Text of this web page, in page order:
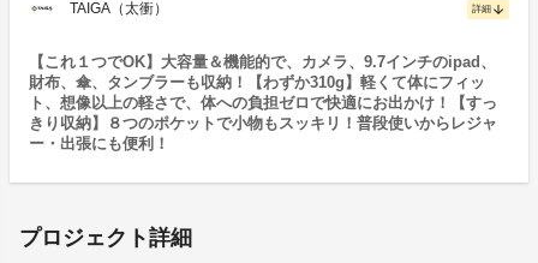
TAIGA（太衝） 詳細 arrow_downward
【これ１つでOK】大容量＆機能的で、カメラ、9.7インチのipad、
財布、傘、タンブラーも収納！【わずか310g】軽くて体にフィッ
ト、想像以上の軽さで、体への負担ゼロで快適にお出かけ！【すっ
きり収納】８つのポケットで小物もスッキリ！普段使いからレジャ
ー・出張にも便利！
プロジェクト詳細